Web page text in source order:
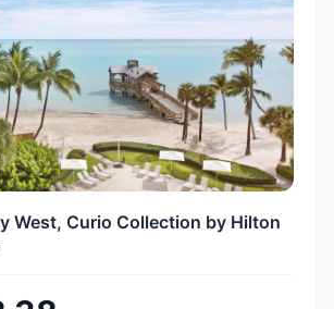
West, Curio Collection by Hilton